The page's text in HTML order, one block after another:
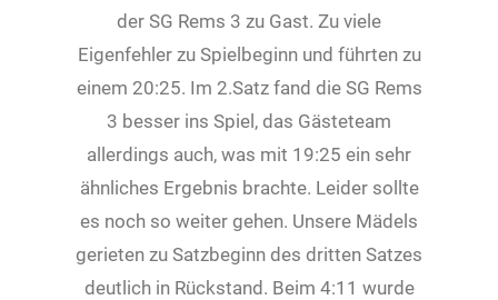
der SG Rems 3 zu Gast. Zu viele
Eigenfehler zu Spielbeginn und führten zu
einem 20:25. Im 2.Satz fand die SG Rems
3 besser ins Spiel, das Gästeteam
allerdings auch, was mit 19:25 ein sehr
ähnliches Ergebnis brachte. Leider sollte
es noch so weiter gehen. Unsere Mädels
gerieten zu Satzbeginn des dritten Satzes
deutlich in Rückstand. Beim 4:11 wurde